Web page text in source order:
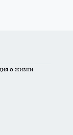
о жизни